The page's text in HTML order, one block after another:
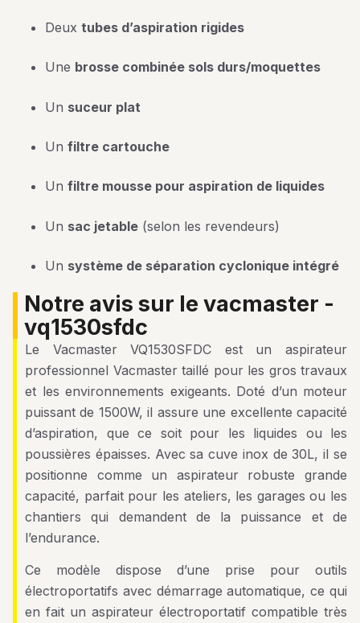
Deux tubes d’aspiration rigides
Une brosse combinée sols durs/moquettes
Un suceur plat
Un filtre cartouche
Un filtre mousse pour aspiration de liquides
Un sac jetable (selon les revendeurs)
Un système de séparation cyclonique intégré
notre avis sur le vacmaster -
vq1530sfdc
Le Vacmaster VQ1530SFDC est un aspirateur
professionnel Vacmaster taillé pour les gros travaux
et les environnements exigeants. Doté d’un moteur
puissant de 1500W, il assure une excellente capacité
d’aspiration, que ce soit pour les liquides ou les
poussières épaisses. Avec sa cuve inox de 30L, il se
positionne comme un aspirateur robuste grande
capacité, parfait pour les ateliers, les garages ou les
chantiers qui demandent de la puissance et de
l’endurance.
Ce modèle dispose d’une prise pour outils
électroportatifs avec démarrage automatique, ce qui
en fait un aspirateur électroportatif compatible très